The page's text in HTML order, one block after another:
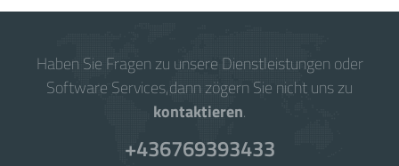
Haben Sie Fragen zu unsere Dienstleistungen oder
Software Services,dann zögern Sie nicht uns zu
kontaktieren.
+436769393433